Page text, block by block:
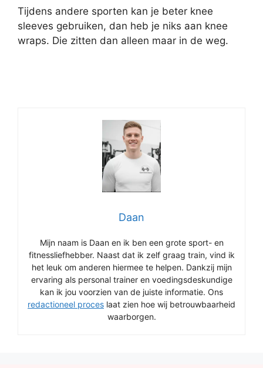
Tijdens andere sporten kan je beter knee
sleeves gebruiken, dan heb je niks aan knee
wraps. Die zitten dan alleen maar in de weg.
Daan
Mijn naam is Daan en ik ben een grote sport- en
fitnessliefhebber. Naast dat ik zelf graag train, vind ik
het leuk om anderen hiermee te helpen. Dankzij mijn
ervaring als personal trainer en voedingsdeskundige
kan ik jou voorzien van de juiste informatie. Ons
redactioneel proces laat zien hoe wij betrouwbaarheid
waarborgen.